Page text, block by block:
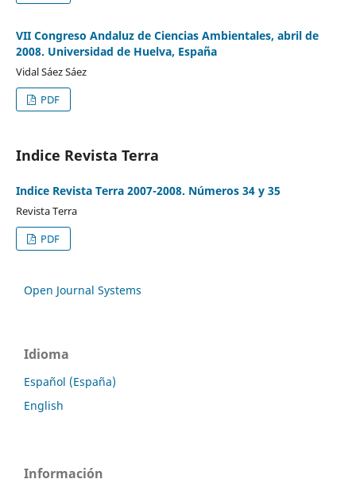
VII Congreso Andaluz de Ciencias Ambientales, abril de
2008. Universidad de Huelva, España
Vidal Sáez Sáez
PDF
Indice Revista Terra
Indice Revista Terra 2007-2008. Números 34 y 35
Revista Terra
PDF
Open Journal Systems
Idioma
Español (España)
English
Información